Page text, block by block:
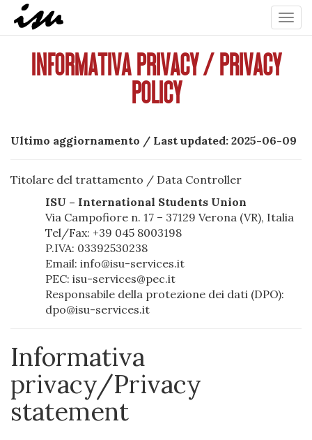
INFORMATIVA PRIVACY / PRIVACY
POLICY
Ultimo aggiornamento / Last updated: 2025-06-09
Titolare del trattamento / Data Controller
ISU – International Students Union
Via Campofiore n. 17 – 37129 Verona (VR), Italia
Tel/Fax: +39 045 8003198
P.IVA: 03392530238
Email: info@isu-services.it
PEC: isu-services@pec.it
Responsabile della protezione dei dati (DPO):
dpo@isu-services.it
Informativa
privacy/Privacy
statement